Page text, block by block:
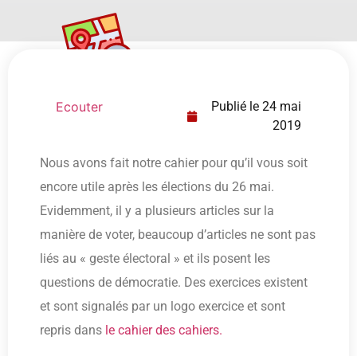
Ecouter Publié le 24 mai
2019
Nous avons fait notre cahier pour qu’il vous soit
encore utile après les élections du 26 mai.
Evidemment, il y a plusieurs articles sur la
manière de voter, beaucoup d’articles ne sont pas
liés au « geste électoral » et ils posent les
questions de démocratie. Des exercices existent
et sont signalés par un logo exercice et sont
repris dans le cahier des cahiers.